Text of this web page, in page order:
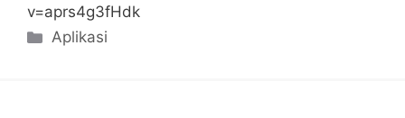
v=aprs4g3fHdk
Kategori
Aplikasi